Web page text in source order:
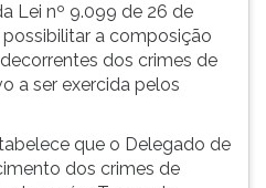
Lei nº 9.099 de 26 de
a composição
dos crimes de
a ser exercida pelos
que o Delegado de
dos crimes de